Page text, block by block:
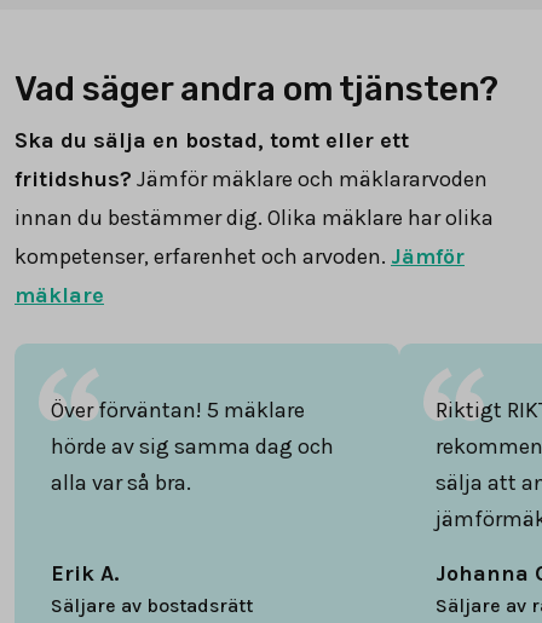
Vad säger andra om tjänsten?
Ska du sälja en bostad, tomt eller ett
fritidshus? Jämför mäklare och mäklararvoden
innan du bestämmer dig. Olika mäklare har olika
kompetenser, erfarenhet och arvoden. Jämför
mäklare
Över förväntan! 5 mäklare
hörde av sig samma dag och
alla var så bra.
Erik A.
Säljare av bostadsrätt
Riktigt
sälja att
Johanna
Säljare av